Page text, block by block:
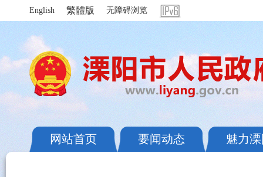
English 繁體版 无障碍浏览
网站首页 要闻动态 魅力